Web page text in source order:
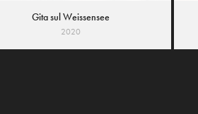
Gita sul Weissensee
2020